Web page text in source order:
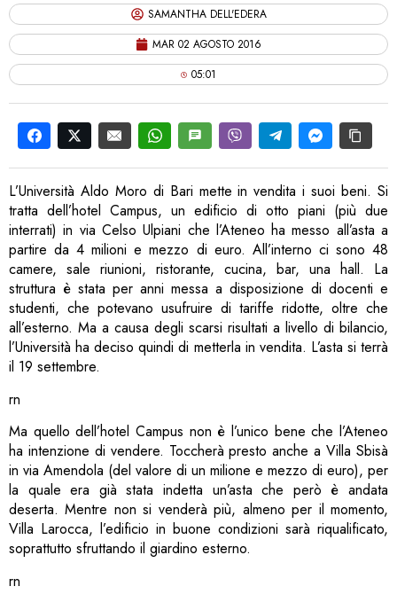
SAMANTHA DELL'EDERA
MAR 02 AGOSTO 2016
05:01
L’Università Aldo Moro di Bari mette in vendita i suoi beni. Si
tratta dell’hotel Campus, un edificio di otto piani (più due
interrati) in via Celso Ulpiani che l’Ateneo ha messo all’asta a
partire da 4 milioni e mezzo di euro. All’interno ci sono 48
camere, sale riunioni, ristorante, cucina, bar, una hall. La
struttura è stata per anni messa a disposizione di docenti e
studenti, che potevano usufruire di tariffe ridotte, oltre che
all’esterno. Ma a causa degli scarsi risultati a livello di bilancio,
l’Università ha deciso quindi di metterla in vendita. L’asta si terrà
il 19 settembre.
rn
Ma quello dell’hotel Campus non è l’unico bene che l’Ateneo
ha intenzione di vendere. Toccherà presto anche a Villa Sbisà
in via Amendola (del valore di un milione e mezzo di euro), per
la quale era già stata indetta un’asta che però è andata
deserta. Mentre non si venderà più, almeno per il momento,
Villa Larocca, l’edificio in buone condizioni sarà riqualificato,
soprattutto sfruttando il giardino esterno.
rn